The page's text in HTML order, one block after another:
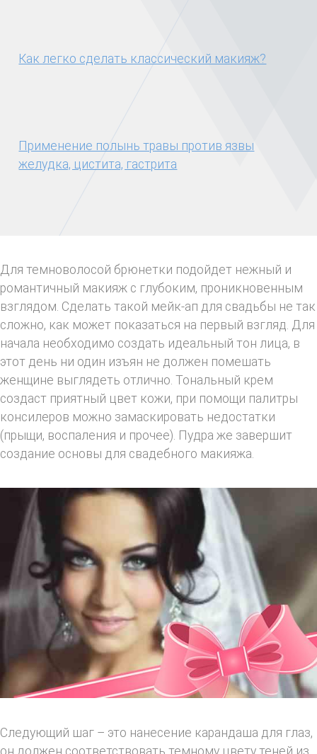
Как легко сделать классический макияж?
Применение полынь травы против язвы
желудка, цистита, гастрита
Для темноволосой брюнетки подойдет нежный и
романтичный макияж с глубоким, проникновенным
взглядом. Сделать такой мейк-ап для свадьбы не так
сложно, как может показаться на первый взгляд. Для
начала необходимо создать идеальный тон лица, в
этот день ни один изъян не должен помешать
женщине выглядеть отлично. Тональный крем
создаст приятный цвет кожи, при помощи палитры
консилеров можно замаскировать недостатки
(прыщи, воспаления и прочее). Пудра же завершит
создание основы для свадебного макияжа.
Следующий шаг – это нанесение карандаша для глаз,
он должен соответствовать темному цвету теней из